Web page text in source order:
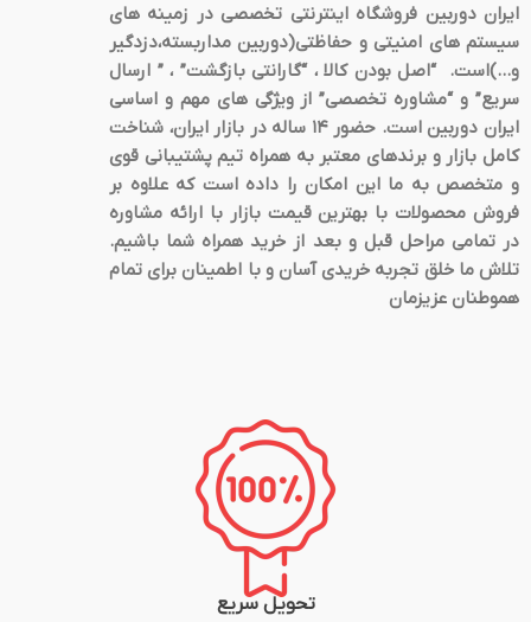
ایران دوربین فروشگاه اینترنتی تخصصی در زمینه های
سیستم های امنیتی و حفاظتی(دوربین مداربسته،دزدگیر
و…)است. “اصل بودن کالا ، “گارانتی بازگشت” ، ” ارسال
سریع” و “مشاوره تخصصی” از ویژگی های مهم و اساسی
ایران دوربین است. حضور 14 ساله در بازار ایران، شناخت
کامل بازار و برندهای معتبر به همراه تیم پشتیبانی قوی
و متخصص به ما این امکان را داده است که علاوه بر
فروش محصولات با بهترین قیمت بازار با ارائه مشاوره
در تمامی مراحل قبل و بعد از خرید همراه شما باشیم.
تلاش ما خلق تجربه خریدی آسان و با اطمینان برای تمام
هموطنان عزیزمان
تحویل سریع